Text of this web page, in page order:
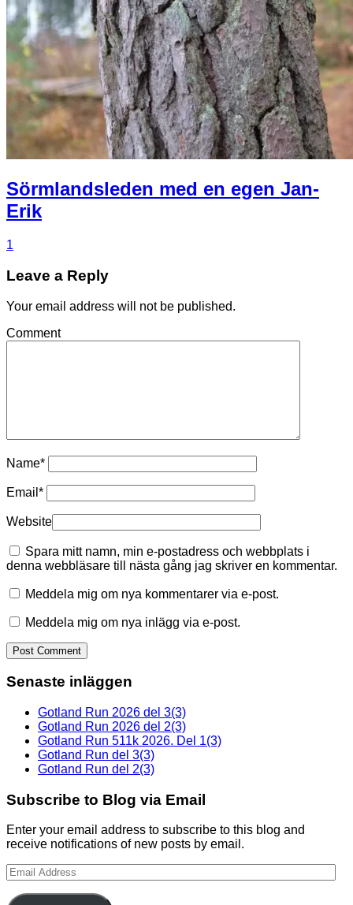
Sörmlandsleden med en egen Jan-
Erik
1
Leave a Reply
Your email address will not be published.
Comment
Name*
Email *
Website
Spara mitt namn, min e-postadress och webbplats i
denna webbläsare till nästa gång jag skriver en kommentar.
Meddela mig om nya kommentarer via e-post.
Meddela mig om nya inlägg via e-post.
Senaste inläggen
Gotland Run 2026 del 3(3)
Gotland Run 2026 del 2(3)
Gotland Run 511k 2026. Del 1(3)
Gotland Run del 3(3)
Gotland Run del 2(3)
Subscribe to Blog via Email
Enter your email address to subscribe to this blog and
receive notifications of new posts by email.
Email
Address